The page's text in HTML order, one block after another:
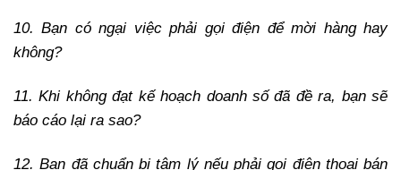
10. Bạn có ngại việc phải gọi điện để mời hàng hay
không?
11. Khi không đạt kế hoạch doanh số đã đề ra, bạn sẽ
báo cáo lại ra sao?
12. Bạn đã chuẩn bị tâm lý nếu phải gọi điện thoại bán